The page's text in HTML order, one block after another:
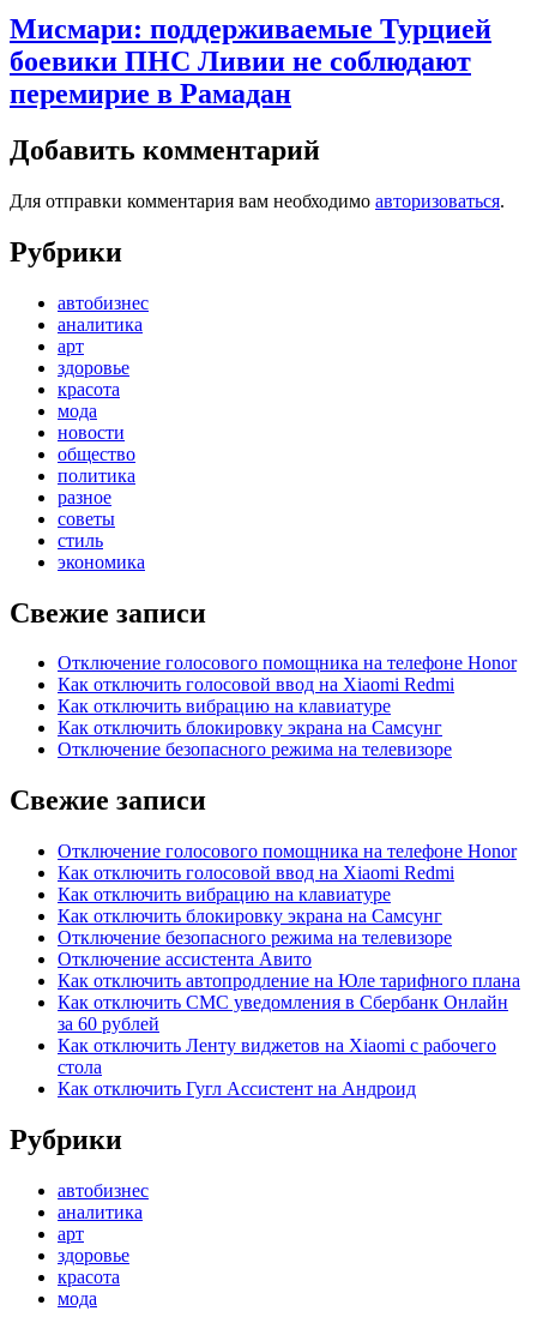
Мисмари: поддерживаемые Турцией
боевики ПНС Ливии не соблюдают
перемирие в Рамадан
Добавить комментарий
Для отправки комментария вам необходимо авторизоваться.
Рубрики
автобизнес
аналитика
арт
здоровье
красота
мода
новости
общество
политика
разное
советы
стиль
экономика
Свежие записи
Отключение голосового помощника на телефоне Honor
Как отключить голосовой ввод на Xiaomi Redmi
Как отключить вибрацию на клавиатуре
Как отключить блокировку экрана на Самсунг
Отключение безопасного режима на телевизоре
Свежие записи
Отключение голосового помощника на телефоне Honor
Как отключить голосовой ввод на Xiaomi Redmi
Как отключить вибрацию на клавиатуре
Как отключить блокировку экрана на Самсунг
Отключение безопасного режима на телевизоре
Отключение ассистента Авито
Как отключить автопродление на Юле тарифного плана
Как отключить СМС уведомления в Сбербанк Онлайн
за 60 рублей
Как отключить Ленту виджетов на Xiaomi с рабочего
стола
Как отключить Гугл Ассистент на Андроид
Рубрики
автобизнес
аналитика
арт
здоровье
красота
мода